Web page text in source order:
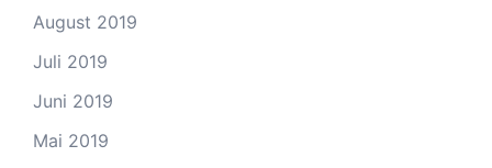
August 2019
Juli 2019
Juni 2019
Mai 2019